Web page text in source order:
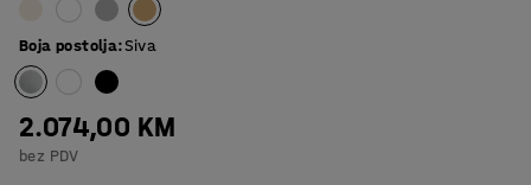
Boja postolja:Siva
2.074,00 KM
bez PDV